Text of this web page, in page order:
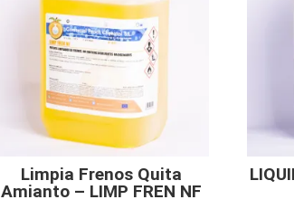
Limpia Frenos Quita
Amianto – LIMP FREN NF